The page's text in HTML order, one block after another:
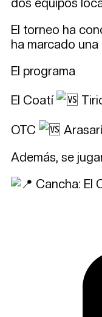
dos equipos
El torneo ha
ha marcado
El programa
El Coatí
OTC
Arasarí
Además, se
Cancha: El